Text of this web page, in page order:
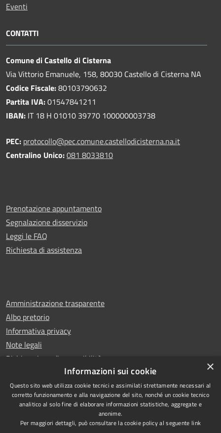
Eventi
CONTATTI
Comune di Castello di Cisterna
Via Vittorio Emanuele, 158, 80030 Castello di Cisterna NA
Codice Fiscale:80103790632
Partita IVA:01547841211
IBAN: IT 18 H 01010 39770 100000003738
PEC: protocollo@pec.comune.castellodicisterna.na.it
Centralino Unico:081 8033810
Prenotazione appuntamento
Segnalazione disservizio
Leggi le FAQ
Richiesta di assistenza
Amministrazione trasparente
Albo pretorio
Informativa privacy
Note legali
Dichiarazione di accessibilità
RSS
Accessibilità
Copyright © 2026 • Comune di
Castello di Cisterna • Powered
×
Informazioni sui cookie
Questo sito web utilizza cookie tecnici e assimilati strettamente necessari al
corretto funzionamento e alla navigazione del sito, nonché un cookie tecnico
analitico al solo fine di elaborare informazioni statistiche, aggregate e
anonime.
Per maggiori dettagli, può consultare la cookie policy al seguente link